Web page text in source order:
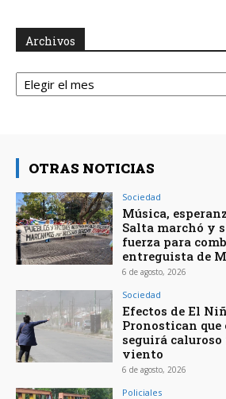
Archivos
Archivos
OTRAS NOTICIAS
Sociedad
Música,
Salta marchó y
fuerza para
entreguista de
6 de agosto, 2026
Sociedad
Efectos de El
Pronostican
seguirá
viento
6 de agosto, 2026
Policiales